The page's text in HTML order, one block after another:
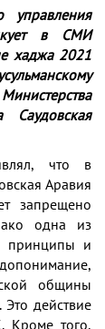
в СМИ
хаджа 2021
Саудовская
что в
Аравия
запрещено
одна из
принципы и
общины
действие
Кроме того,